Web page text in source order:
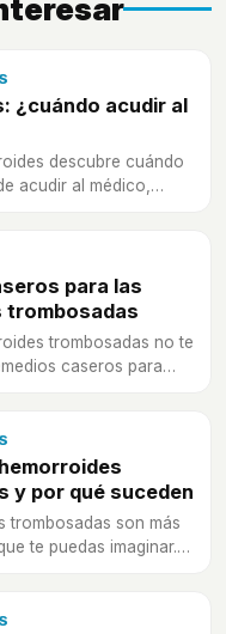
¿cuándo acudir al
descubre cuándo
acudir al médico,
para las
trombosadas
trombosadas no te
caseros para
y por qué suceden
trombosadas son más
te puedas imaginar.